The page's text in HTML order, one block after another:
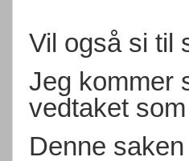
Vil også si til
Jeg kommer
vedtaket
Denne